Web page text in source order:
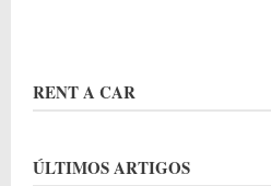
RENT A CAR
ÚLTIMOS ARTIGOS